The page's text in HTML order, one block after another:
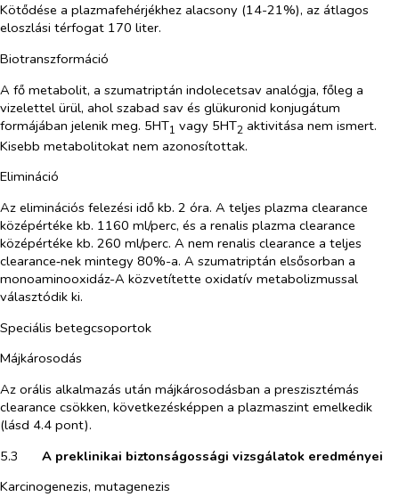
Kötődése a plazmafehérjékhez alacsony (14-21%), az átlagos
eloszlási térfogat 170 liter.
Biotranszformáció
A fő metabolit, a szumatriptán indolecetsav analógja, főleg a
vizelettel ürül, ahol szabad sav és glükuronid konjugátum
formájában jelenik meg. 5HT1 vagy 5HT2 aktivitása nem ismert.
Kisebb metabolitokat nem azonosítottak.
Elimináció
Az eliminációs felezési idő kb. 2 óra. A teljes plazma clearance
középértéke kb. 1160 ml/perc, és a renalis plazma clearance
középértéke kb. 260 ml/perc. A nem renalis clearance a teljes
clearance‑nek mintegy 80%-a. A szumatriptán elsősorban a
monoaminooxidáz-A közvetítette oxidatív metabolizmussal
választódik ki.
Speciális betegcsoportok
Májkárosodás
Az orális alkalmazás után májkárosodásban a preszisztémás
clearance csökken, következésképpen a plazmaszint emelkedik
(lásd 4.4 pont).
5.3​
A preklinikai biztonságossági vizsgálatok eredményei
Karcinogenezis, mutagenezis